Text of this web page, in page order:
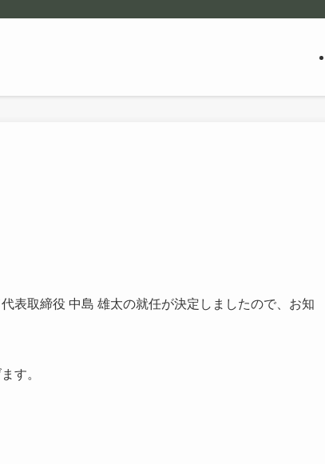
表取締役 中島 雄太の就任が決定しましたので、お知
す。